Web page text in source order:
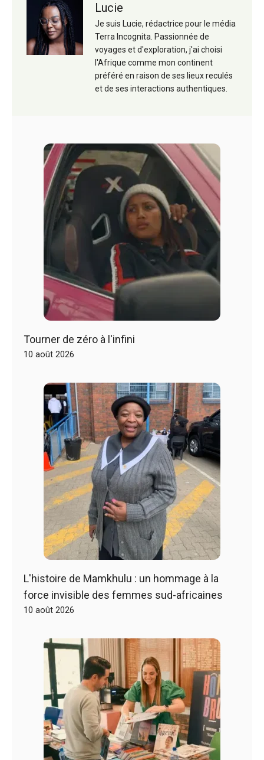
Lucie
Je suis Lucie, rédactrice pour le média
Terra Incognita. Passionnée de
voyages et d'exploration, j'ai choisi
l'Afrique comme mon continent
préféré en raison de ses lieux reculés
et de ses interactions authentiques.
Tourner de zéro à l'infini
10 août 2026
L'histoire de Mamkhulu : un hommage à la
force invisible des femmes sud-africaines
10 août 2026